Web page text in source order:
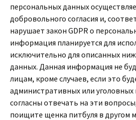
персональных данных
добровольного согласия и,
нарушает закон GDPR о
информация планируется для
исключительно для описанных
данных. Данная информация не
лицам, кроме случаев, если это
административных или уголовных
согласны отвечать на эти
поищите щенка питбуля в другом